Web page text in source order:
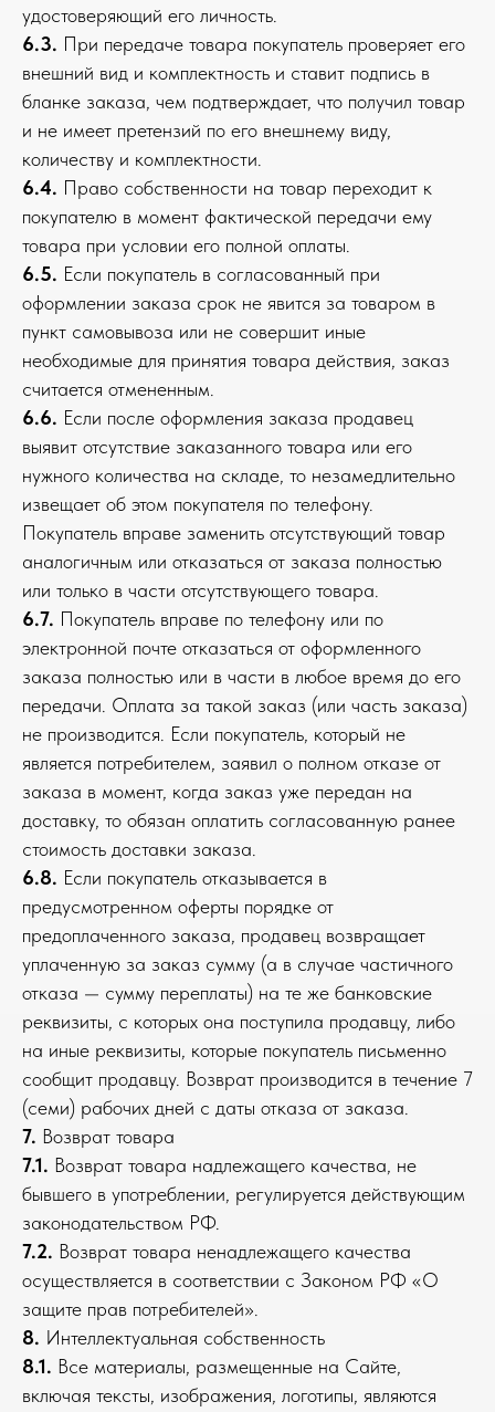
удостоверяющий его личность.
6.3. При передаче товара покупатель проверяет его
внешний вид и комплектность и ставит подпись в
бланке заказа, чем подтверждает, что получил товар
и не имеет претензий по его внешнему виду,
количеству и комплектности.
6.4. Право собственности на товар переходит к
покупателю в момент фактической передачи ему
товара при условии его полной оплаты.
6.5. Если покупатель в согласованный при
оформлении заказа срок не явится за товаром в
пункт самовывоза или не совершит иные
необходимые для принятия товара действия, заказ
считается отмененным.
6.6. Если после оформления заказа продавец
выявит отсутствие заказанного товара или его
нужного количества на складе, то незамедлительно
извещает об этом покупателя по телефону.
Покупатель вправе заменить отсутствующий товар
аналогичным или отказаться от заказа полностью
или только в части отсутствующего товара.
6.7. Покупатель вправе по телефону или по
электронной почте отказаться от оформленного
заказа полностью или в части в любое время до его
передачи. Оплата за такой заказ (или часть заказа)
не производится. Если покупатель, который не
является потребителем, заявил о полном отказе от
заказа в момент, когда заказ уже передан на
доставку, то обязан оплатить согласованную ранее
стоимость доставки заказа.
6.8. Если покупатель отказывается в
предусмотренном оферты порядке от
предоплаченного заказа, продавец возвращает
уплаченную за заказ сумму (а в случае частичного
отказа — сумму переплаты) на те же банковские
реквизиты, с которых она поступила продавцу, либо
на иные реквизиты, которые покупатель письменно
сообщит продавцу. Возврат производится в течение 7
(семи) рабочих дней с даты отказа от заказа.
7. Возврат товара
7.1. Возврат товара надлежащего качества, не
бывшего в употреблении, регулируется действующим
законодательством РФ.
7.2. Возврат товара ненадлежащего качества
осуществляется в соответствии с Законом РФ «О
защите прав потребителей».
8. Интеллектуальная собственность
8.1. Все материалы, размещенные на Сайте,
включая тексты, изображения, логотипы, являются